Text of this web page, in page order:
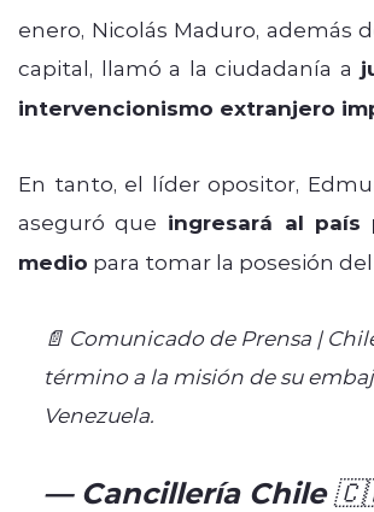
enero, Nicolás Maduro, además
capital, llamó a la ciudadanía a
intervencionismo extranjero
En tanto, el líder opositor,
aseguró que ingresará al país
medio para tomar la posesión
📄 Comunicado de Prensa |
término a la misión de su
Venezuela.
— Cancillería Chile